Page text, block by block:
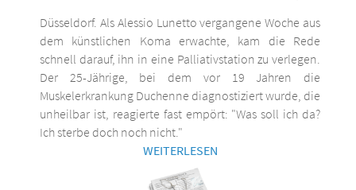
Düsseldorf. Als Alessio Lunetto vergangene Woche aus
dem künstlichen Koma erwachte, kam die Rede
schnell darauf, ihn in eine Palliativstation zu verlegen.
Der 25-Jährige, bei dem vor 19 Jahren die
Muskelerkrankung Duchenne diagnostiziert wurde, die
unheilbar ist, reagierte fast empört: "Was soll ich da?
Ich sterbe doch noch nicht."
WEITERLESEN